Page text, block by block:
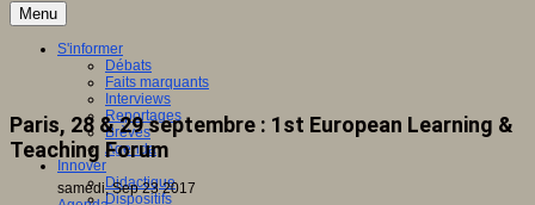
Menu
S'informer
Débats
Faits marquants
Interviews
Reportages
Brèves
Agenda
Innover
Didactique
Dispositifs
Paris, 28 & 29 septembre : 1st European Learning &
Teaching Forum
samedi, Sep 23 2017